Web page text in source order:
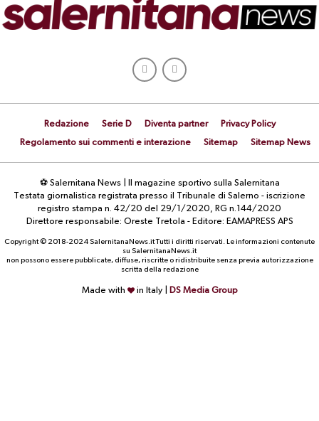
Redazione Serie D Diventa partner
Privacy Policy
Regolamento sui commenti e interazione
Sitemap Sitemap News
⚽ Salernitana News | Il magazine sportivo sulla Salernitana
Testata giornalistica registrata presso il Tribunale di Salerno - iscrizione
registro stampa n. 42/20 del 29/1/2020, RG n.144/2020
Direttore responsabile: Oreste Tretola - Editore: EAMAPRESS APS
Copyright © 2018-2024 SalernitanaNews.it Tutti i diritti riservati. Le informazioni contenute
su SalernitanaNews.it
non possono essere pubblicate, diffuse, riscritte o ridistribuite senza previa autorizzazione
scritta della redazione
Made with in Italy | DS Media Group